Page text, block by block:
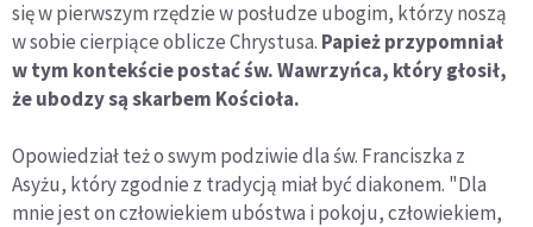
się w pierwszym rzędzie w posłudze ubogim, którzy noszą
w sobie cierpiące oblicze Chrystusa. Papież przypomniał
w tym kontekście postać św. Wawrzyńca, który głosił,
że ubodzy są skarbem Kościoła.
Opowiedział też o swym podziwie dla św. Franciszka z
Asyżu, który zgodnie z tradycją miał być diakonem. "Dla
mnie jest on człowiekiem ubóstwa i pokoju, człowiekiem,